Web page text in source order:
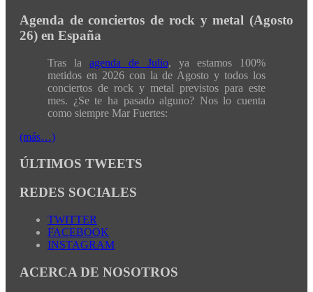
Agenda de conciertos de rock y metal (Agosto
26) en España
Tras laagenda de Julio, ya estamos 100%
metidos en 2026 con la de Agosto y todos los
conciertos de rock y metal previstos para este
mes. ¿Se te ha pasado alguno? Nos lo cuenta
como siempre Mar Fuertes:
(más…)
ÚLTIMOS TWEETS
REDES SOCIALES
TWITTER
FACEBOOK
INSTAGRAM
ACERCA DE NOSOTROS